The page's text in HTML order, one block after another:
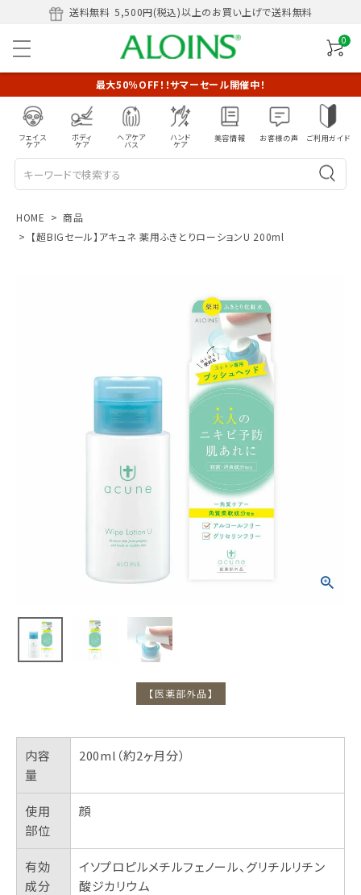
送料無料 5,500円(税込)以上のお買い上げで送料無料
0
最大50％OFF！！サマーセール開催中！
フェイス
ケア
ボディ
ケア
ヘアケア
バス
ハンド
ケア
美容情報 お客様の声 ご利用ガイド
HOME
商品
【超BIGセール】アキュネ 薬用ふきとりローションU 200ml
【医薬部外品】
内容
量
200ml（約2ヶ月分）
使用
部位
顔
有効
成分
イソプロピルメチルフェノール、グリチルリチン
酸ジカリウム